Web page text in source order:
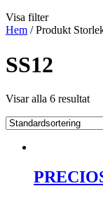
Visa filter
Hem / Produkt
SS12
Visar alla 6 resultat